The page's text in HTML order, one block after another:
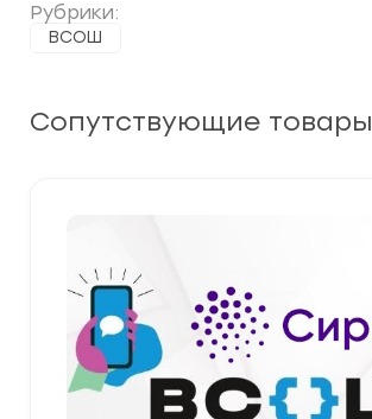
Рубрики:
ВСОШ
Сопутствующие товары